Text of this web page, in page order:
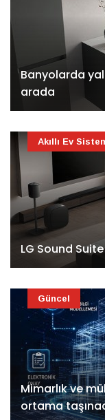
Banyolarda
arada
LG Sound
Akıllı Ev
Mimarlık ve
ortama
Güncel